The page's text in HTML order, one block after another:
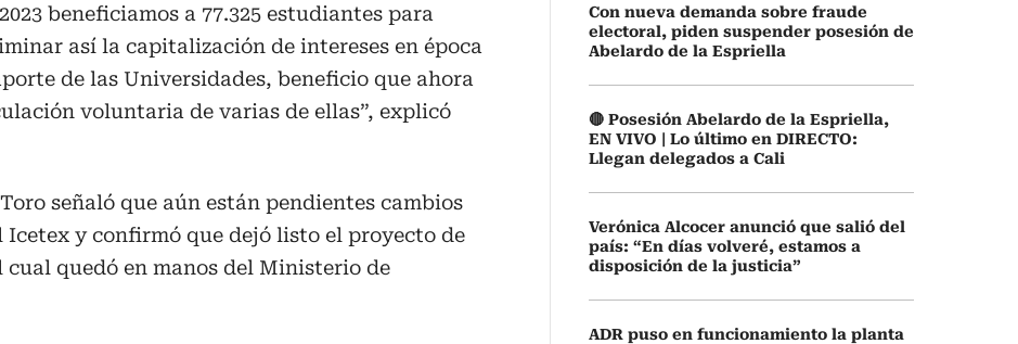
beneficiamos a 77.325 estudiantes para
así la capitalización de intereses en época
de las Universidades, beneficio que ahora
voluntaria de varias de ellas”, explicó
señaló que aún están pendientes cambios
Icetex y confirmó que dejó listo el proyecto de
quedó en manos del Ministerio de
Con nueva demanda sobre fraude
electoral, piden suspender posesión de
Abelardo de la Espriella
🔴 Posesión Abelardo de la Espriella,
EN VIVO | Lo último en DIRECTO:
Llegan delegados a Cali
Verónica Alcocer anunció que salió del
país: “En días volveré, estamos a
disposición de la justicia”
ADR puso en funcionamiento la planta